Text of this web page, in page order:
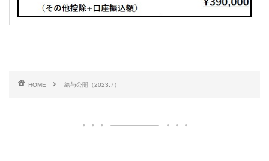
HOME 給与公開（2023.7）